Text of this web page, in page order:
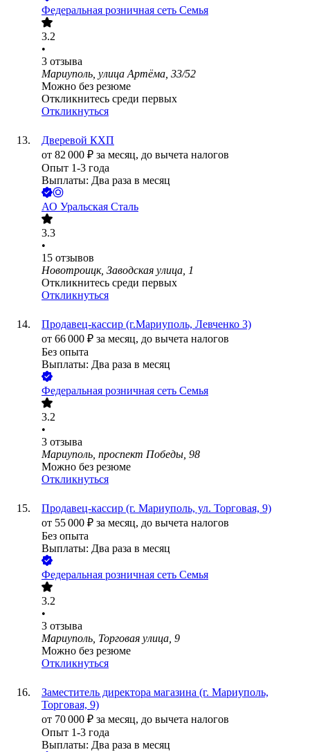
Федеральная розничная сеть Семья
3.2
•
3 отзыва
Мариуполь, улица Артёма, 33/52
Можно без резюме
Откликнитесь среди первых
Откликнуться
Дверевой КХП
от 82 000 ₽ за месяц, до вычета налогов
Опыт 1-3 года
Выплаты: Два раза в месяц
АО Уральская Сталь
3.3
•
15 отзывов
Новотроицк, Заводская улица, 1
Откликнитесь среди первых
Откликнуться
Продавец-кассир (г.Мариуполь, Левченко 3)
от 66 000 ₽ за месяц, до вычета налогов
Без опыта
Выплаты: Два раза в месяц
Федеральная розничная сеть Семья
3.2
•
3 отзыва
Мариуполь, проспект Победы, 98
Можно без резюме
Откликнуться
Продавец-кассир (г. Мариуполь, ул. Торговая, 9)
от 55 000 ₽ за месяц, до вычета налогов
Без опыта
Выплаты: Два раза в месяц
Федеральная розничная сеть Семья
3.2
•
3 отзыва
Мариуполь, Торговая улица, 9
Можно без резюме
Откликнуться
Заместитель директора магазина (г. Мариуполь,
Торговая, 9)
от 70 000 ₽ за месяц, до вычета налогов
Опыт 1-3 года
Выплаты: Два раза в месяц